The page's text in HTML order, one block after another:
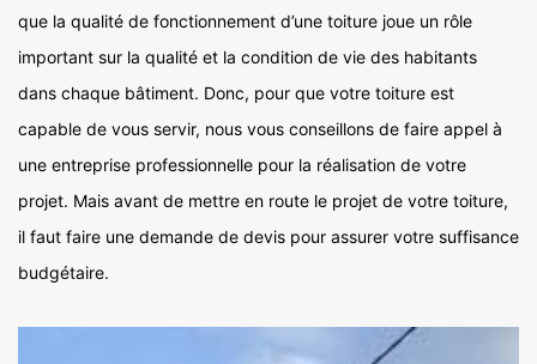
que la qualité de fonctionnement d’une toiture joue un rôle
important sur la qualité et la condition de vie des habitants
dans chaque bâtiment. Donc, pour que votre toiture est
capable de vous servir, nous vous conseillons de faire appel à
une entreprise professionnelle pour la réalisation de votre
projet. Mais avant de mettre en route le projet de votre toiture,
il faut faire une demande de devis pour assurer votre suffisance
budgétaire.